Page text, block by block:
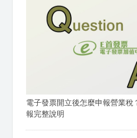
電子發票開立後怎麼申報營業稅
報完整說明